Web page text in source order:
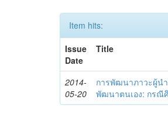
Item hits:
Issue
Date
Title
2014-
05-20
การพัฒนาภาวะผู้น
พัฒนาตนเอง: กรณี